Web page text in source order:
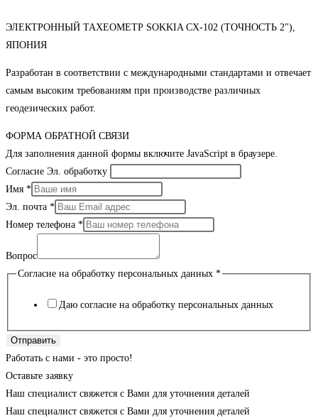
ЭЛЕКТРОННЫЙ ТАХЕОМЕТР SOKKIA CX-102 (ТОЧНОСТЬ 2"),
ЯПОНИЯ
Разработан в соответствии с международными стандартами и отвечает
самым высоким требованиям при производстве различных
геодезических работ.
ФОРМА ОБРАТНОЙ СВЯЗИ
Для заполнения данной формы включите JavaScript в браузере.
Согласие Эл. обработку
Имя *
Эл. почта *
Номер телефона *
Вопрос
Согласие на обработку персональных данных *
Даю согласие на обработку персональных данных
Отправить
Работать с нами - это просто!
Оставьте заявку
Наш специалист свяжется с Вами для уточнения деталей
Наш специалист свяжется с Вами для уточнения деталей